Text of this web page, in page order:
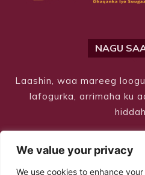
We value your privacy
We use cookies to enhance
NAGU
Laashin, waa mareeg
lafogurka, arrimaha ku